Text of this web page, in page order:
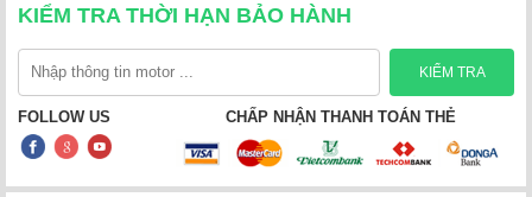
KIỂM TRA THỜI HẠN BẢO HÀNH
FOLLOW US CHẤP NHẬN THANH TOÁN THẺ